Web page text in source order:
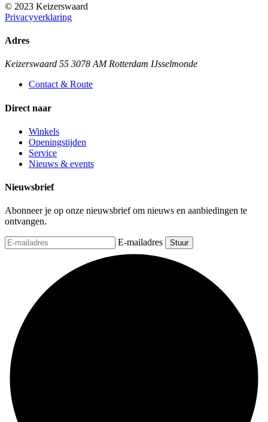
© 2023 Keizerswaard
Privacyverklaring
Adres
Keizerswaard 55 3078 AM Rotterdam IJsselmonde
Contact & Route
Direct naar
Winkels
Openingstijden
Service
Nieuws & events
Nieuwsbrief
Abonneer je op onze nieuwsbrief om nieuws en aanbiedingen te
ontvangen.
E-mailadres